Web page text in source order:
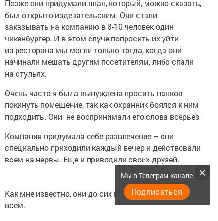
Позже они придумали план, который, можно сказать,
был открыто издевательским. Они стали
заказывать на компанию в 8-10 человек один
чикенбургер. И в этом случе попросить их уйти
из ресторана мы могли только тогда, когда они
начинали мешать другим посетителям, либо спали
на стульях.
Очень часто я была вынуждена просить панков
покинуть помещение, так как охранник боялся к ним
подходить. Они не воспринимали его слова всерьез.
Компания придумала себе развлечение – они
специально приходили каждый вечер и действовали
всем на нервы. Еще и приводили своих друзей.
Как мне известно, они до сих пор приходят и мешают
всем.
Мы в Телеграм-канале
Подписаться